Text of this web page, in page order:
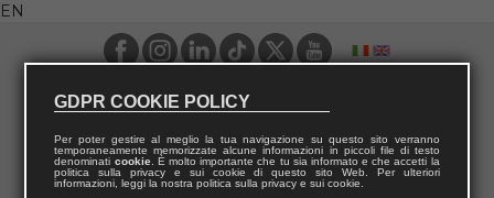
EN
GDPR COOKIE POLICY
Per poter gestire al meglio la tua navigazione su questo sito verranno
temporaneamente memorizzate alcune informazioni in piccoli file di testo
denominati cookie. È molto importante che tu sia informato e che accetti la
politica sulla privacy e sui cookie di questo sito Web. Per ulteriori
informazioni, leggi la nostra politica sulla privacy e sui cookie.